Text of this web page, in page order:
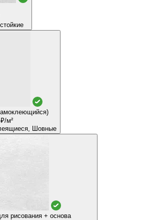
Водостойкие
м²
Моющиеся, Самоклеящиеся, Шовные
рисования + основа